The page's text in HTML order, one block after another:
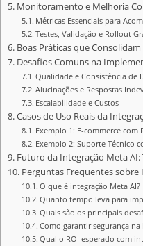
Monitoramento e Melhoria
Métricas Essenciais para
Testes, Validação e Rollout
Boas Práticas que
Desafios Comuns na
Qualidade e Consistência de
Alucinações e Respostas
Escalabilidade e Custos
Casos de Uso Reais da
Exemplo 1: E-commerce com
Exemplo 2: Suporte Técnico
Futuro da Integração Meta AI:
Perguntas Frequentes sobre
O que é integração Meta AI?
Quanto tempo leva para
Quais são os principais
Como garantir segurança na
Qual o ROI esperado com